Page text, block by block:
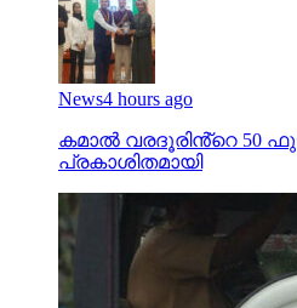
News4 hours ago
കമാൽ വരദൂരിൻ്റെ
പ്രകാശിതമായി